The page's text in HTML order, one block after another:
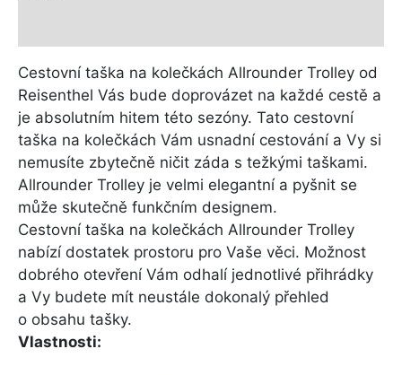
Cestovní taška na kolečkách Allrounder Trolley od
Reisenthel Vás bude doprovázet na každé cestě a
je absolutním hitem této sezóny. Tato cestovní
taška na kolečkách Vám usnadní cestování a Vy si
nemusíte zbytečně ničit záda s težkými taškami.
Allrounder Trolley je velmi elegantní a pyšnit se
může skutečně funkčním designem.
Cestovní taška na kolečkách Allrounder Trolley
nabízí dostatek prostoru pro Vaše věci. Možnost
dobrého otevření Vám odhalí jednotlivé přihrádky
a Vy budete mít neustále dokonalý přehled
o obsahu tašky.
Vlastnosti: